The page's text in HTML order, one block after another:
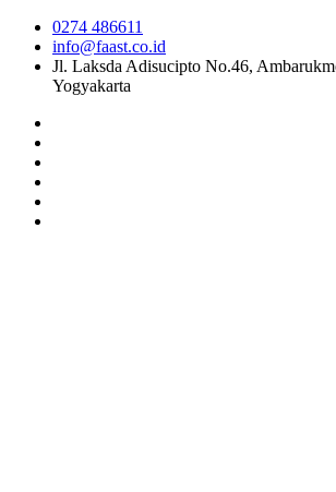
0274 486611
info@faast.co.id
Jl. Laksda Adisucipto No.46,
Yogyakarta